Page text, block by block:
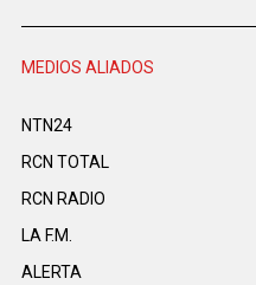
MEDIOS ALIADOS
NTN24
RCN TOTAL
RCN RADIO
LA F.M.
ALERTA